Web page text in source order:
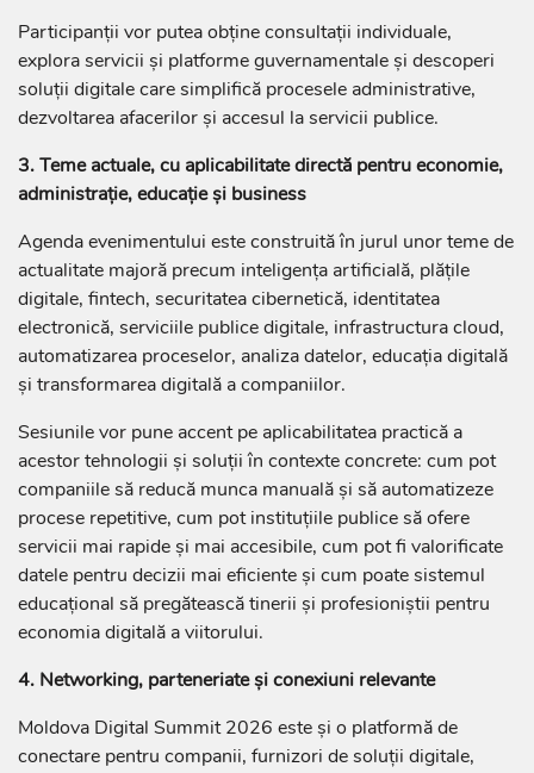
Participanții vor putea obține consultații individuale,
explora servicii și platforme guvernamentale și descoperi
soluții digitale care simplifică procesele administrative,
dezvoltarea afacerilor și accesul la servicii publice.
3. Teme actuale, cu aplicabilitate directă pentru economie,
administrație, educație și business
Agenda evenimentului este construită în jurul unor teme de
actualitate majoră precum inteligența artificială, plățile
digitale, fintech, securitatea cibernetică, identitatea
electronică, serviciile publice digitale, infrastructura cloud,
automatizarea proceselor, analiza datelor, educația digitală
și transformarea digitală a companiilor.
Sesiunile vor pune accent pe aplicabilitatea practică a
acestor tehnologii și soluții în contexte concrete: cum pot
companiile să reducă munca manuală și să automatizeze
procese repetitive, cum pot instituțiile publice să ofere
servicii mai rapide și mai accesibile, cum pot fi valorificate
datele pentru decizii mai eficiente și cum poate sistemul
educațional să pregătească tinerii și profesioniștii pentru
economia digitală a viitorului.
4. Networking, parteneriate și conexiuni relevante
Moldova Digital Summit 2026 este și o platformă de
conectare pentru companii, furnizori de soluții digitale,